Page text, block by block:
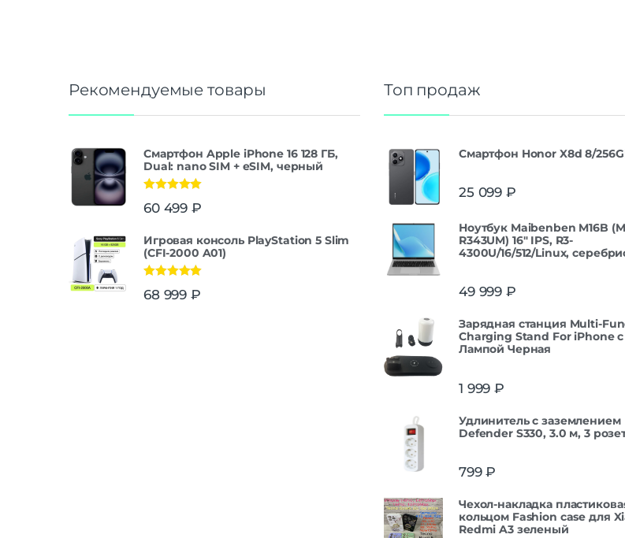
Рекомендуемые товары
Смартфон Apple iPhone 16 128 ГБ,
Dual: nano SIM + eSIM, черный
из 5
60 499 ₽
Игровая консоль PlayStation 5 Slim
(CFI-2000 A01)
из 5
68 999 ₽
Топ продаж
Смартфон Honor X8d 8/
25 099 ₽
Ноутбук Maibenben M16B
R343UM) 16" IPS, R3-
4300U/16/512/Linux,
49 999 ₽
Зарядная станция Multi-
Charging Stand For iPhone
Лампой Черная
1 999 ₽
Удлинитель с заземлением
Defender S330, 3.0 м, 3
799₽
Чехол-накладка
кольцом Fashion case для
Redmi A3 зеленый